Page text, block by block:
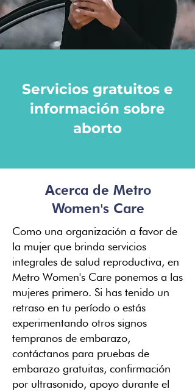
Servicios gratuitos e
información sobre
aborto
Acerca de Metro
Women's Care
Como una organización a favor de
la mujer que brinda servicios
integrales de salud reproductiva, en
Metro Women's Care ponemos a las
mujeres primero. Si has tenido un
retraso en tu período o estás
experimentando otros signos
tempranos de embarazo,
contáctanos para pruebas de
embarazo gratuitas, confirmación
por ultrasonido, apoyo durante el